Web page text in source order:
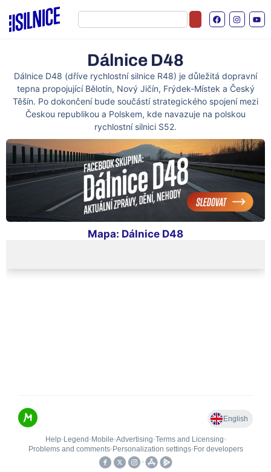
Dálnice D48
Dálnice D48 (dříve rychlostní silnice R48) je důležitá dopravní
tepna propojující Bělotín, Nový Jičín, Frýdek-Místek a Český
Těšín. Po dokončení bude součástí strategického spojení mezi
Českou republikou a Polskem, kde navazuje na polskou
rychlostní silnici S52.
Mapa: Dálnice D48